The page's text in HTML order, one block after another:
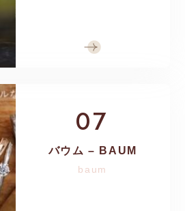
07
バウム – BAUM
baum